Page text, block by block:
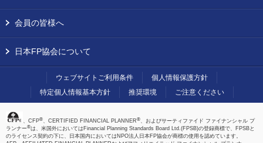
会員の皆様へ
日本FP協会について
ウェブサイトご利用条件
個人情報保護方針
特定個人情報基本方針
推奨環境 ご注意ください
、CFP®、CERTIFIED FINANCIAL PLANNER®、およびサーティファイド ファイナンシャル プ
ランナー®は、米国外においてはFinancial Planning Standards Board Ltd.(FPSB)の登録商標で、FPSBと
のライセンス契約の下に、日本国内においてはNPO法人日本FP協会が商標の使用を認めています。